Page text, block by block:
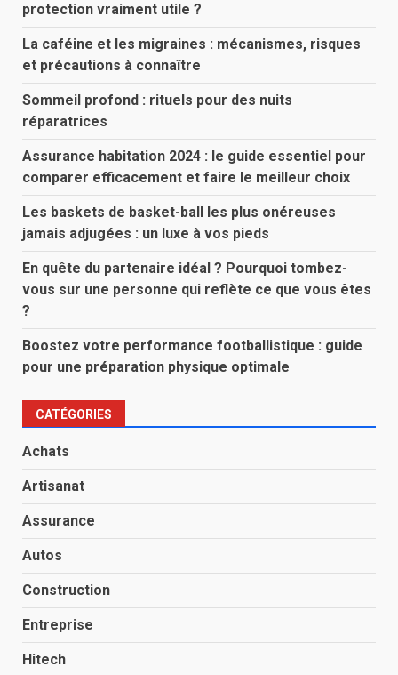
protection vraiment utile ?
La caféine et les migraines : mécanismes, risques
et précautions à connaître
Sommeil profond : rituels pour des nuits
réparatrices
Assurance habitation 2024 : le guide essentiel pour
comparer efficacement et faire le meilleur choix
Les baskets de basket-ball les plus onéreuses
jamais adjugées : un luxe à vos pieds
En quête du partenaire idéal ? Pourquoi tombez-
vous sur une personne qui reflète ce que vous êtes
?
Boostez votre performance footballistique : guide
pour une préparation physique optimale
CATÉGORIES
Achats
Artisanat
Assurance
Autos
Construction
Entreprise
Hitech